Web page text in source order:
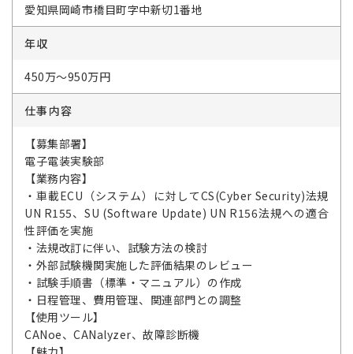
愛知県岡崎市橋目町字中新切1番地
年収
450万～950万円
仕事内容
【募集部署】
電子電装実験部
【業務内容】
・車載ECU（システム）に対してCS(Cyber Security)法規
UN R155、SU (Software Update) UN R156法規への適合
性評価を実施
・法規改訂に伴い、試験方法の検討
・外部試験機関実施した評価結果のレビュー
・試験手順書（標準・マニュアル）の作成
・日程管理、費用管理、関連部門との調整
【使用ツール】
CANoe、CANalyzer、故障診断機